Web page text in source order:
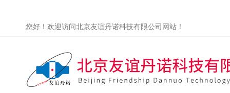
您好！欢迎访问北京友谊丹诺科技有限公司网站！